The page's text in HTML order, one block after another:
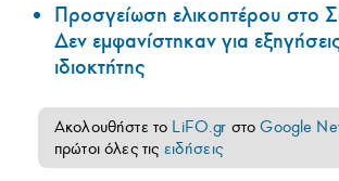
Προσγείωση ελικοπτέρου στο
Δεν εμφανίστηκαν για
ιδιοκτήτης
Ακολουθήστε το LiFO.gr στοGoogle
πρώτοι όλες τις ειδήσεις